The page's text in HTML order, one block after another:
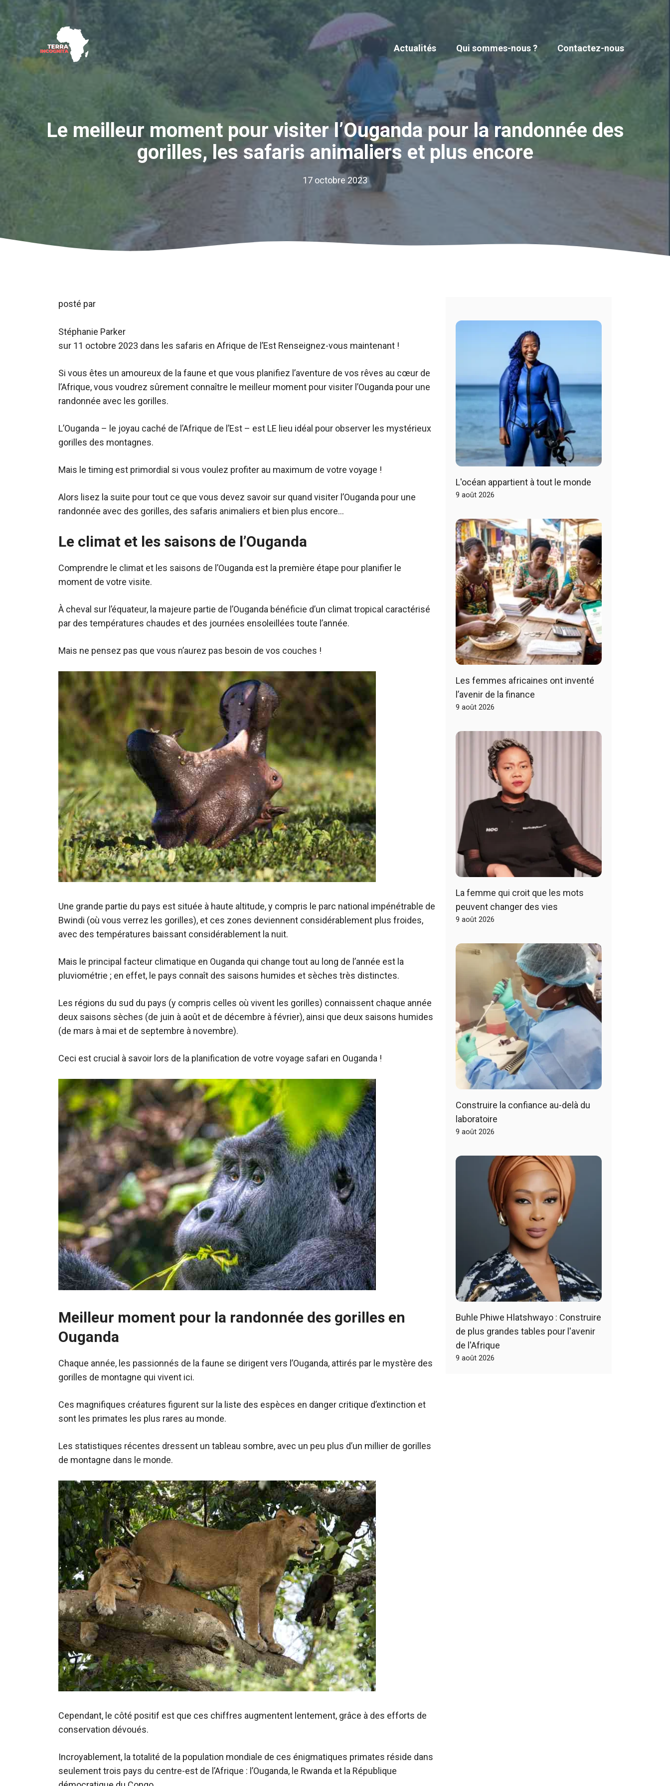
Aller
au
contenu
Actualités
Qui sommes-nous ? Contactez-nous
Le meilleur moment pour visiter l’Ouganda pour la randonnée des
gorilles, les safaris animaliers et plus encore
17 octobre 2023
posté par
Stéphanie Parker
sur 11 octobre 2023 dans les safaris en Afrique de l’Est Renseignez-vous maintenant !
Si vous êtes un amoureux de la faune et que vous planifiez l’aventure de vos rêves au cœur de
l’Afrique, vous voudrez sûrement connaître le meilleur moment pour visiter l’Ouganda pour une
randonnée avec les gorilles.
L’Ouganda – le joyau caché de l’Afrique de l’Est – est LE lieu idéal pour observer les mystérieux
gorilles des montagnes.
Mais le timing est primordial si vous voulez profiter au maximum de votre voyage !
Alors lisez la suite pour tout ce que vous devez savoir sur quand visiter l’Ouganda pour une
randonnée avec des gorilles, des safaris animaliers et bien plus encore…
Le climat et les saisons de l’Ouganda
Comprendre le climat et les saisons de l’Ouganda est la première étape pour planifier le
moment de votre visite.
À cheval sur l’équateur, la majeure partie de l’Ouganda bénéficie d’un climat tropical caractérisé
par des températures chaudes et des journées ensoleillées toute l’année.
Mais ne pensez pas que vous n’aurez pas besoin de vos couches !
Une grande partie du pays est située à haute altitude, y compris le parc national impénétrable de
Bwindi (où vous verrez les gorilles), et ces zones deviennent considérablement plus froides,
avec des températures baissant considérablement la nuit.
Mais le principal facteur climatique en Ouganda qui change tout au long de l’année est la
pluviométrie ; en effet, le pays connaît des saisons humides et sèches très distinctes.
Les régions du sud du pays (y compris celles où vivent les gorilles) connaissent chaque année
deux saisons sèches (de juin à août et de décembre à février), ainsi que deux saisons humides
(de mars à mai et de septembre à novembre).
Ceci est crucial à savoir lors de la planification de votre voyage safari en Ouganda !
Meilleur moment pour la randonnée des gorilles en
Ouganda
Chaque année, les passionnés de la faune se dirigent vers l’Ouganda, attirés par le mystère des
gorilles de montagne qui vivent ici.
Ces magnifiques créatures figurent sur la liste des espèces en danger critique d’extinction et
sont les primates les plus rares au monde.
Les statistiques récentes dressent un tableau sombre, avec un peu plus d’un millier de gorilles
de montagne dans le monde.
Cependant, le côté positif est que ces chiffres augmentent lentement, grâce à des efforts de
conservation dévoués.
Incroyablement, la totalité de la population mondiale de ces énigmatiques primates réside dans
seulement trois pays du centre-est de l’Afrique : l’Ouganda, le Rwanda et la République
L'océan appartient à tout le monde
9 août 2026
Les femmes africaines ont inventé
l’avenir de la finance
9 août 2026
La femme qui croit que les mots
peuvent changer des vies
9 août 2026
Construire la confiance au-delà du
laboratoire
9 août 2026
Buhle Phiwe Hlatshwayo : Construire
de plus grandes tables pour l'avenir
de l'Afrique
9 août 2026